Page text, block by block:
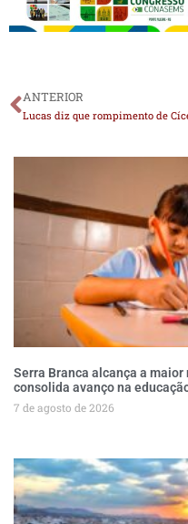
ANTERIOR
Serra Branca alcança a
consolida avanço na
7 de agosto de 2026